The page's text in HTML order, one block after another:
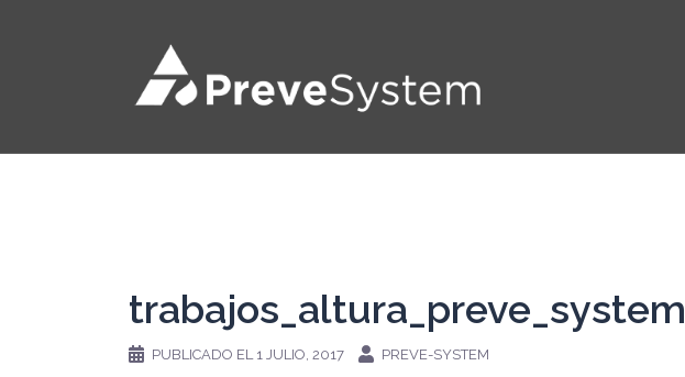
trabajos_altura_preve_system
PUBLICADO EL 1 JULIO, 2017 PREVE-SYSTEM